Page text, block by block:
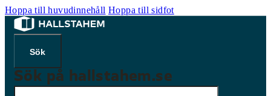
Hoppa till huvudinnehåll Hoppa till sidfot
Sök på hallstahem.se
Sök